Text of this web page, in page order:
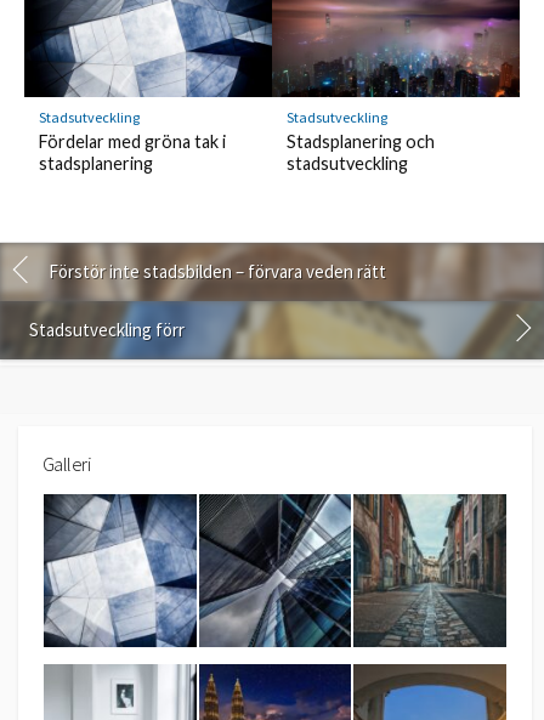
Stadsutveckling
Fördelar med gröna tak i
stadsplanering
Stadsutveckling
Stadsplanering och
stadsutveckling
Förstör inte stadsbilden – förvara veden rätt
Stadsutveckling förr
Galleri